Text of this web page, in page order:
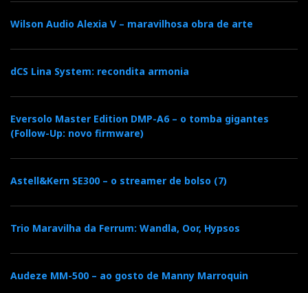
Wilson Audio Alexia V – maravilhosa obra de arte
dCS Lina System: recondita armonia
Eversolo Master Edition DMP-A6 – o tomba gigantes
(Follow-Up: novo firmware)
Astell&Kern SE300 – o streamer de bolso (7)
Trio Maravilha da Ferrum: Wandla, Oor, Hypsos
Audeze MM-500 – ao gosto de Manny Marroquin